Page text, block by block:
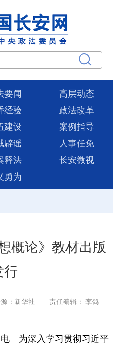
要闻
高层动态
经验
政法改革
建设
案例指导
辟谣
人事任免
释法
长安微视
勇为
概论》教材出版
行
源：新华社 责任编辑： 李鸽
为深入学习贯彻习近平